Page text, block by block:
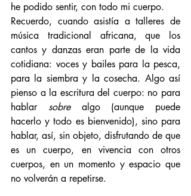
he podido sentir, con todo mi cuerpo.
Recuerdo, cuando asistía a talleres de
música tradicional africana, que los
cantos y danzas eran parte de la vida
cotidiana: voces y bailes para la pesca,
para la siembra y la cosecha. Algo así
pienso a la escritura del cuerpo: no para
hablar sobre algo (aunque puede
hacerlo y todo es bienvenido), sino para
hablar, así, sin objeto, disfrutando de que
es un cuerpo, en vivencia con otros
cuerpos, en un momento y espacio que
no volverán a repetirse.